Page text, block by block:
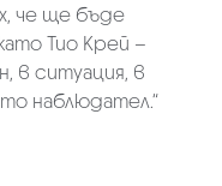
че ще бъде
Тио Крей –
в ситуация, в
наблюдател.“